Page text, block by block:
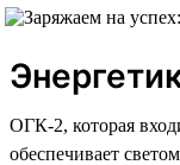
ОГК-2, которая
обеспечивает